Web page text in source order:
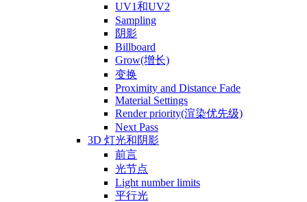
UV1和UV2
Sampling
阴影
Billboard
Grow(增长)
变换
Proximity and Distance Fade
Material Settings
Render priority(渲染优先级)
Next Pass
3D 灯光和阴影
前言
光节点
Light number limits
平行光